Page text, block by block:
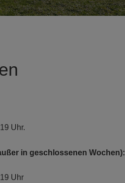
Uhr.
in geschlossenen Wochen):
Uhr